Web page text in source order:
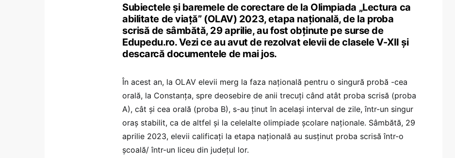
Subiectele și baremele de corectare de la Olimpiada „Lectura ca
abilitate de viață” (OLAV) 2023, etapa națională, de la proba
scrisă de sâmbătă, 29 aprilie, au fost obținute pe surse de
Edupedu.ro. Vezi ce au avut de rezolvat elevii de clasele V-XII și
descarcă documentele de mai jos.
În acest an, la OLAV elevii merg la faza națională pentru o singură probă -cea
orală, la Constanța, spre deosebire de anii trecuți când atât proba scrisă (proba
A), cât și cea orală (proba B), s-au ținut în același interval de zile, într-un singur
oraș stabilit, ca de altfel și la celelalte olimpiade școlare naționale. Sâmbătă, 29
aprilie 2023, elevii calificați la etapa națională au susținut proba scrisă într-o
școală/ într-un liceu din județul lor.